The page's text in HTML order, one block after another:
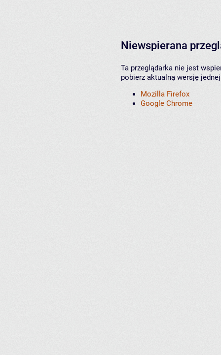
Niewspierana
Ta przeglądarka nie jest
pobierz aktualną wersję
Mozilla Firefox
Google Chrome